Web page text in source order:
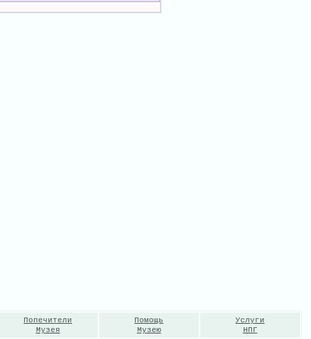
Попечители
Музея
Помощь
Музею
Услуги
НПГ